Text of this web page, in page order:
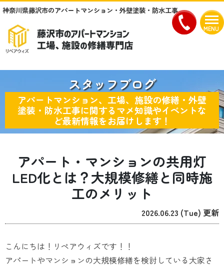
MENU
神奈川県藤沢市のアパートマンション・外壁塗装・防水工事
スタッフブログ
アパートマンション、工場、施設の修繕・外壁
塗装・防水工事に関するマメ知識やイベントな
ど最新情報をお届けします！
アパート・マンションの共用灯
LED化とは？大規模修繕と同時施
工のメリット
2026.06.23 (Tue) 更新
こんにちは！リペアウィズです！！
アパートやマンションの大規模修繕を検討している大家さ